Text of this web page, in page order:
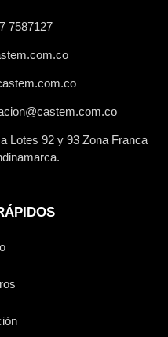
7587127
Lotes 92 y 93 Zona Franca